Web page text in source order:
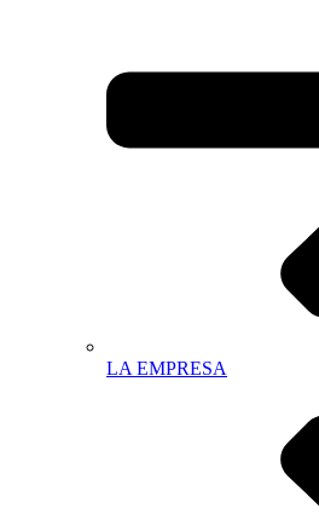
LA EMPRESA